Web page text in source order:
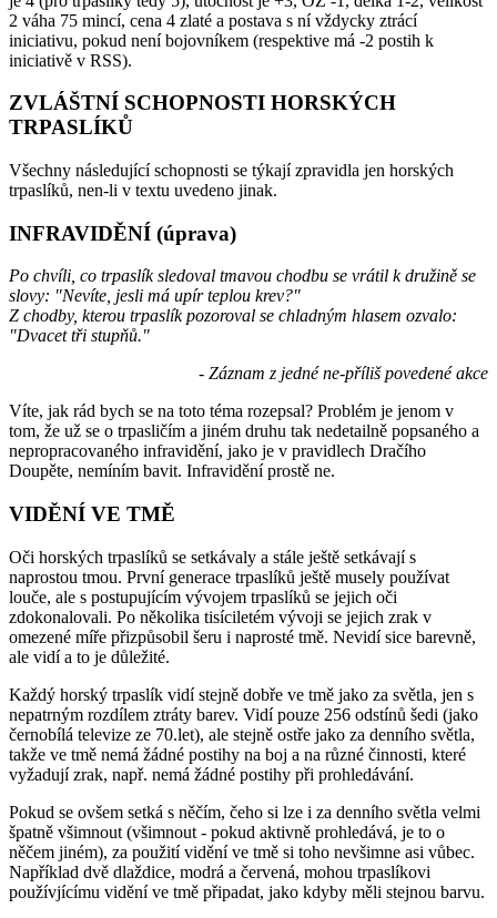
2 váha 75 mincí, cena 4 zlaté a postava s ní vždycky ztrácí
iniciativu, pokud není bojovníkem (respektive má -2 postih k
iniciativě v RSS).
ZVLÁŠTNÍ SCHOPNOSTI HORSKÝCH
TRPASLÍKŮ
Všechny následující schopnosti se týkají zpravidla jen horských
trpaslíků, nen-li v textu uvedeno jinak.
INFRAVIDĚNÍ (úprava)
Po chvíli, co trpaslík sledoval tmavou chodbu se vrátil k družině se
slovy: "Nevíte, jesli má upír teplou krev?"
Z chodby, kterou trpaslík pozoroval se chladným hlasem ozvalo:
"Dvacet tři stupňů."
- Záznam z jedné ne-příliš povedené akce
Víte, jak rád bych se na toto téma rozepsal? Problém je jenom v
tom, že už se o trpasličím a jiném druhu tak nedetailně popsaného a
nepropracovaného infravidění, jako je v pravidlech Dračího
Doupěte, nemíním bavit. Infravidění prostě ne.
VIDĚNÍ VE TMĚ
Oči horských trpaslíků se setkávaly a stále ještě setkávají s
naprostou tmou. První generace trpaslíků ještě musely používat
louče, ale s postupujícím vývojem trpaslíků se jejich oči
zdokonalovali. Po několika tisíciletém vývoji se jejich zrak v
omezené míře přizpůsobil šeru i naprosté tmě. Nevidí sice barevně,
ale vidí a to je důležité.
Každý horský trpaslík vidí stejně dobře ve tmě jako za světla, jen s
nepatrným rozdílem ztráty barev. Vidí pouze 256 odstínů šedi (jako
černobílá televize ze 70.let), ale stejně ostře jako za denního světla,
takže ve tmě nemá žádné postihy na boj a na různé činnosti, které
vyžadují zrak, např. nemá žádné postihy při prohledávání.
Pokud se ovšem setká s něčím, čeho si lze i za denního světla velmi
špatně všimnout (všimnout - pokud aktivně prohledává, je to o
něčem jiném), za použití vidění ve tmě si toho nevšimne asi vůbec.
Například dvě dlaždice, modrá a červená, mohou trpaslíkovi
používjícímu vidění ve tmě připadat, jako kdyby měli stejnou barvu.